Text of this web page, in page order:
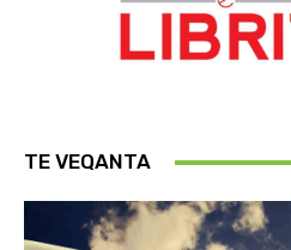
TE VEQANTA